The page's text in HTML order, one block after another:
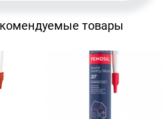
товары